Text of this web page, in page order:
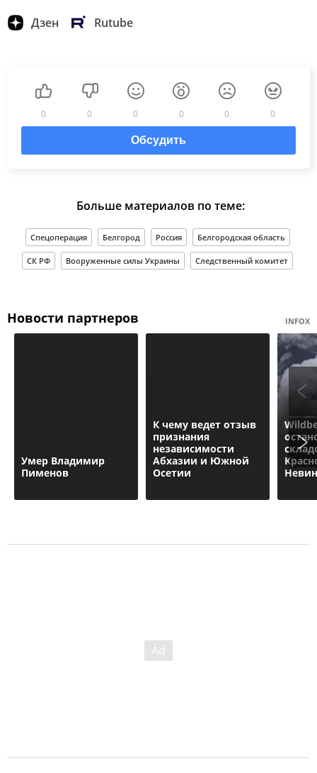
Дзен Rutube
0 0 0 0 0 0
Обсудить
Больше материалов по теме:
Спецоперация Белгород Россия Белгородская область
СК РФ Вооруженные силы Украины Следственный комитет
Новости партнеров INFOX
Умер Владимир
Пименов
К чему ведет отзыв
признания
независимости
Абхазии и Южной
Осетии